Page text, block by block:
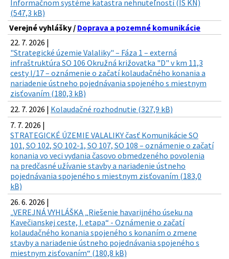
Informačnom systéme katastra nehnuteľností (IS KN)
(547,3 kB)
Verejné vyhlášky / Doprava a pozemné komunikácie
22. 7. 2026 |
"Strategické územie Valaliky" – Fáza 1 – externá
infraštruktúra SO 106 Okružná križovatka "D" v km 11,3
cesty I/17 – oznámenie o začatí kolaudačného konania a
nariadenie ústneho pojednávania spojeného s miestnym
zisťovaním (180,3 kB)
22. 7. 2026 | Kolaudačné rozhodnutie (327,9 kB)
7. 7. 2026 |
STRATEGICKÉ ÚZEMIE VALALIKY časť Komunikácie SO
101, SO 102, SO 102-1, SO 107, SO 108 – oznámenie o začatí
konania vo veci vydania časovo obmedzeného povolenia
na predčasné užívanie stavby a nariadenie ústneho
pojednávania spojeného s miestnym zisťovaním (183,0
kB)
26. 6. 2026 |
„VEREJNÁ VYHLÁŠKA „Riešenie havarijného úseku na
Kavečianskej ceste, I. etapa“ - Oznámenie o začatí
kolaudačného konania spojeného s konaním o zmene
stavby a nariadenie ústneho pojednávania spojeného s
miestnym zisťovaním“ (180,8 kB)